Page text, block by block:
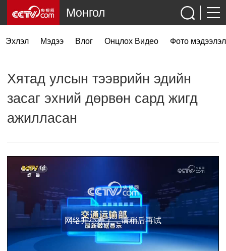
Эхлэл Мэдээ Влог Онцлох Видео Фото мэдээлэл
Монгол
Хятад улсын тээврийн эдийн
засаг эхний дөрвөн сард жигд
ажилласан
网络开小差了，请稍后再试